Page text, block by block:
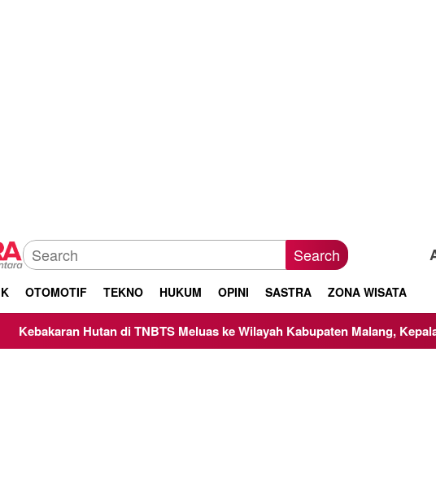
Search
OTOMOTIF TEKNO HUKUM OPINI SASTRA ZONA WISATA
di TNBTS Meluas ke Wilayah Kabupaten Malang, Kepala BNPB Tinjau